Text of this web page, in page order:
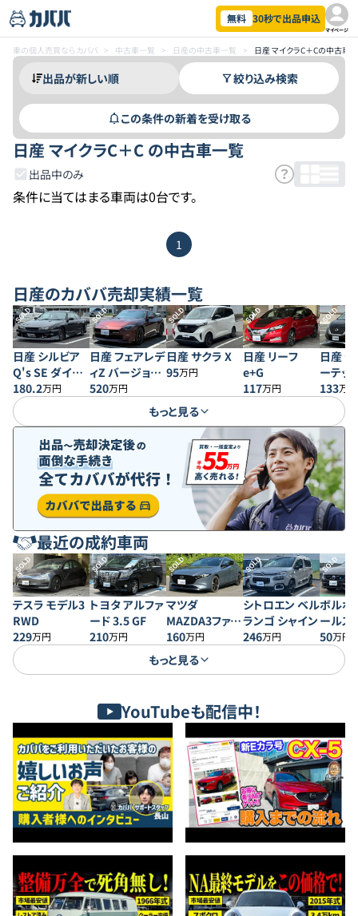
無料 30秒で出品申込
マイページ
車の個人売買ならカババ > 中古車一覧 > 日産の中古車一覧 > 日産 マイクラC＋Cの中古車
絞り込み検索
この条件の新着を受け取る
日産 マイクラC＋C の中古車一覧
出品中のみ
条件に当てはまる車両は0台です。
1
日産のカババ売却実績一覧
SOLD
日産 シルビア
Q's SE ダイヤ
セレクションII
180.2万円
SOLD
日産 フェアレデ
ィZ バージョン
ST
520万円
SOLD
日産 サクラ X
95万円
SOLD
日産 リーフ
e+G
117万円
SOLD
日産
ーテッ
ティパ
133万円
もっと見る
最近の成約車両
SOLD
テスラ モデル3
RWD
229万円
SOLD
トヨタ アルファ
ード 3.5 GF
210万円
SOLD
マツダ
MAZDA3ファス
トバック 20S プ
ロアクティブ
160万円
SOLD
シトロエン ベル
ランゴ シャイン
246万円
SOLD
ボルボ
ールス
50万円
もっと見る
YouTubeも配信中！